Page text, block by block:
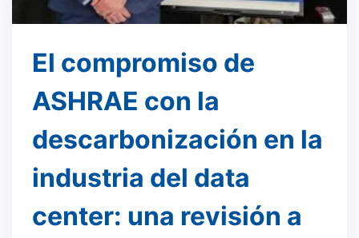
El compromiso de
ASHRAE con la
descarbonización en la
industria del data
center: una revisión a